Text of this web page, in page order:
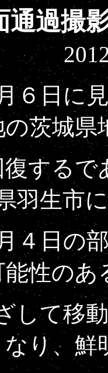
通過撮
６日に
茨城県
する
羽生市
の部
性の
して移
り、